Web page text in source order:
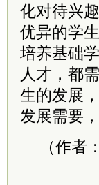
化对待兴
优异的学
培养基础
人才，都
生的发展
发展需要
（作者